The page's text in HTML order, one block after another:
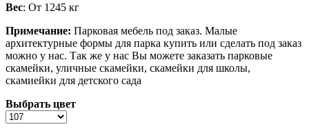
Вес: От 1245 кг
Примечание: Парковая мебель под заказ. Малые
архитектурные формы для парка купить или сделать под заказ
можно у нас. Так же у нас Вы можете заказать парковые
скамейки, уличные скамейки, скамейки для школы,
скамиейки для детского сада
Выбрать цвет